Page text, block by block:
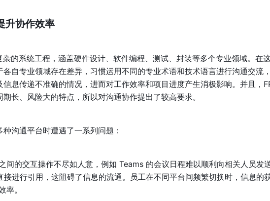
升协作效率
的系统工程，涵盖硬件设计、软件编程、测试、封装等多个专业领域。在
自专业领域存在差异，习惯运用不同的专业术语和技术语言进行沟通交流
息传递不准确的情况，进而对工作效率和项目进度产生消极影响。并且，
长、风险大的特点，所以对沟通协作提出了较高要求。
沟通平台时遭遇了一系列问题：
间的交互操作不尽如人意，例如 Teams 的会议日程难以顺利向相关人员发
进行引用，这阻碍了信息的流通。员工在不同平台间频繁切换时，信息的
率。